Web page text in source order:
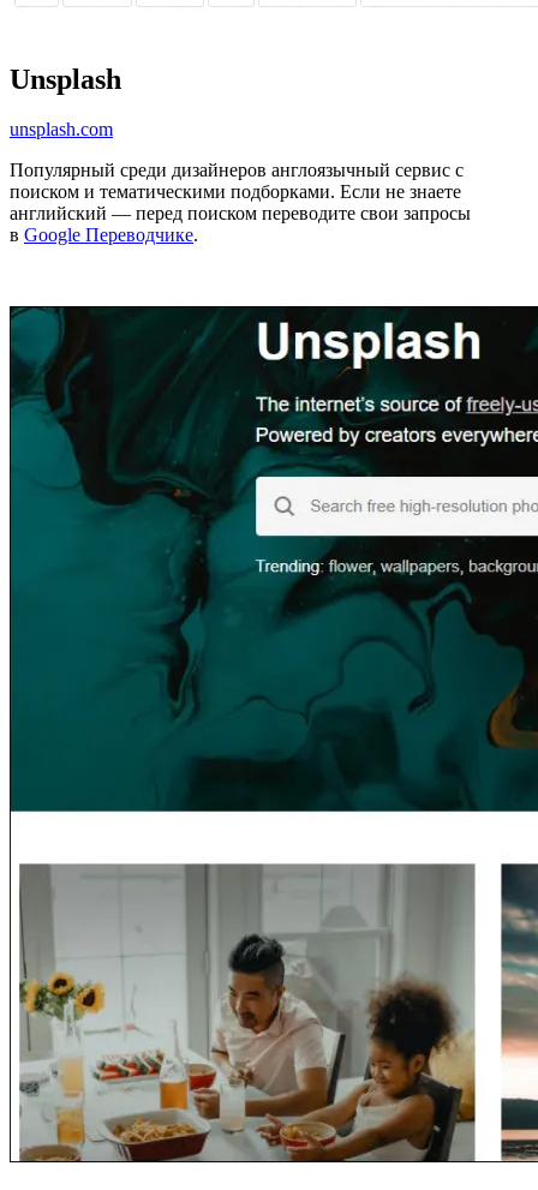
Unsplash
unsplash.com
Популярный среди дизайнеров англоязычный сервис с
поиском и тематическими подборками. Если не знаете
английский — перед поиском переводите свои запросы
в Google Переводчике.